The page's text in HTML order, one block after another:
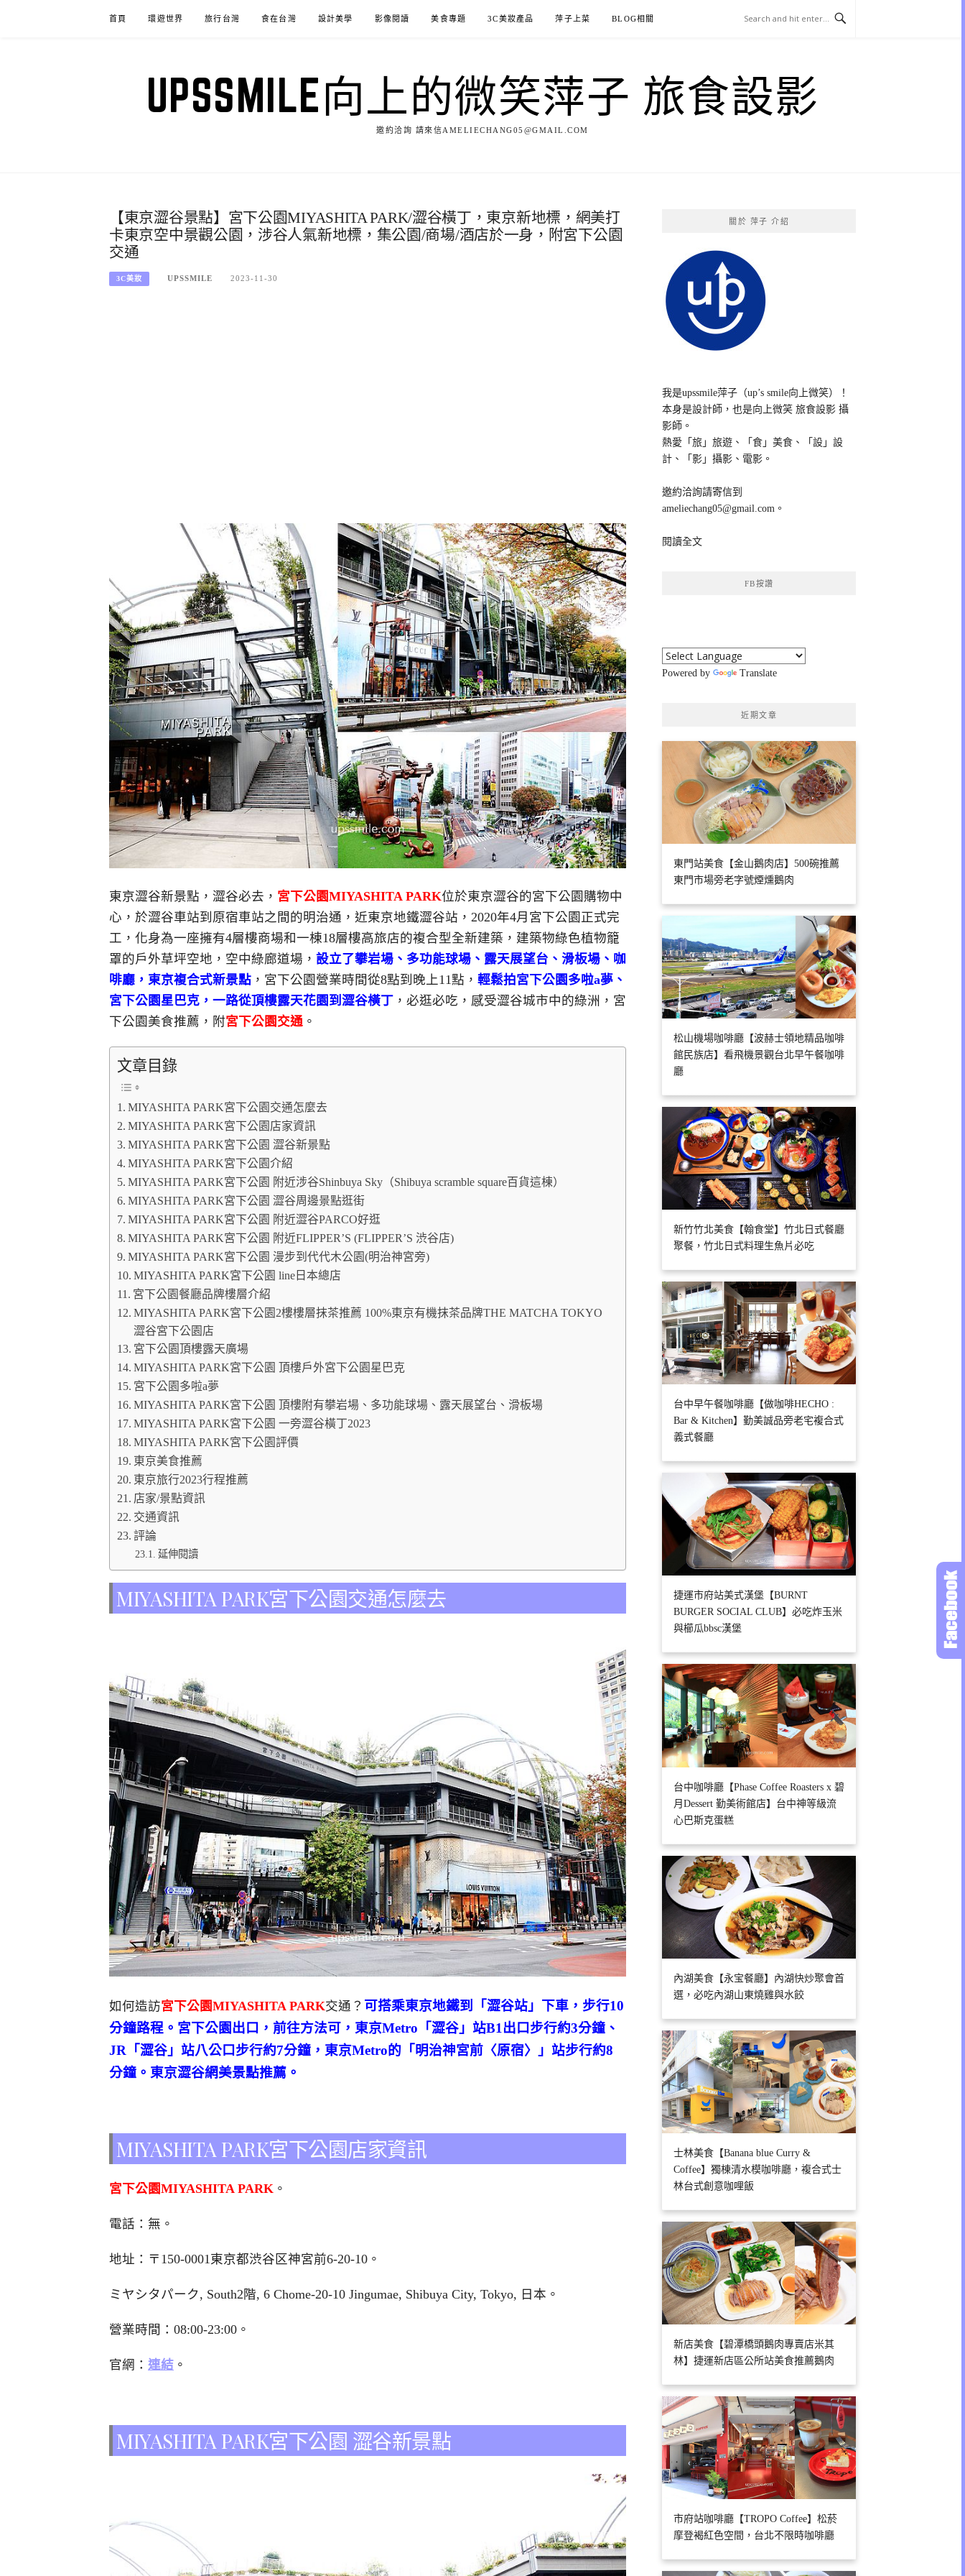
首頁 環遊世界 旅行台灣 食在台灣 設計美學 影像閱讀 美食專題 3C美妝產品 萍子上菜 BLOG相關
UPSSMILE向上的微笑萍子 旅食設影
邀約洽詢 請來信AMELIECHANG05@GMAIL.COM
【東京澀谷景點】宮下公園MIYASHITA PARK/澀谷橫丁，東京新地標，網美打
卡東京空中景觀公園，涉谷人氣新地標，集公園/商場/酒店於一身，附宮下公園
交通
3C美妝 UPSSMILE 2023-11-30
東京澀谷新景點，澀谷必去， 宮下公園MIYASHITA PARK位於東京澀谷的宮下公園購物中
心，於澀谷車站到原宿車站之間的明治通，近東京地鐵澀谷站，2020年4月宮下公園正式完
工，化身為一座擁有4層樓商場和一棟18層樓高旅店的複合型全新建築，建築物綠色植物籠
罩的戶外草坪空地，空中綠廊道場， 設立了攀岩場、多功能球場、露天展望台、滑板場、咖
啡廳，東京複合式新景點 ，宮下公園營業時間從8點到晚上11點， 輕鬆拍宮下公園多啦a夢、
宮下公園星巴克，一路從頂樓露天花園到澀谷橫丁 ，必逛必吃，感受澀谷城市中的綠洲，宮
下公園美食推薦，附宮下公園交通 。
文章目錄
MIYASHITA PARK宮下公園交通怎麼去
MIYASHITA PARK宮下公園店家資訊
MIYASHITA PARK宮下公園 澀谷新景點
MIYASHITA PARK宮下公園介紹
MIYASHITA PARK宮下公園 附近涉谷Shinbuya Sky（Shibuya scramble square百貨這棟）
MIYASHITA PARK宮下公園 澀谷周邊景點逛街
MIYASHITA PARK宮下公園 附近澀谷PARCO好逛
MIYASHITA PARK宮下公園 附近FLIPPER’S (FLIPPER’S 渋谷店)
MIYASHITA PARK宮下公園 漫步到代代木公園(明治神宮旁)
MIYASHITA PARK宮下公園 line日本總店
宮下公園餐廳品牌樓層介紹
MIYASHITA PARK宮下公園2樓樓層抹茶推薦 100%東京有機抹茶品牌THE MATCHA TOKYO
澀谷宮下公園店
宮下公園頂樓露天廣場
MIYASHITA PARK宮下公園 頂樓戶外宮下公園星巴克
宮下公園多啦a夢
MIYASHITA PARK宮下公園 頂樓附有攀岩場、多功能球場、露天展望台、滑板場
MIYASHITA PARK宮下公園 一旁澀谷橫丁2023
MIYASHITA PARK宮下公園評價
東京美食推薦
東京旅行2023行程推薦
店家/景點資訊
交通資訊
評論
延伸閱讀
MIYASHITA PARK宮下公園交通怎麼去
如何造訪宮下公園MIYASHITA PARK交通？ 可搭乘東京地鐵到「澀谷站」下車，步行10
分鐘路程 。宮下公園出口，前往方法可，東京Metro「澀谷」站B1出口步行約3分鐘、
JR「澀谷」站八公口步行約7分鐘，東京Metro的「明治神宮前〈原宿〉」站步行約8
分鐘。東京澀谷網美景點推薦。
MIYASHITA PARK宮下公園店家資訊
宮下公園MIYASHITA PARK 。
電話：無。
地址：〒150-0001東京都渋谷区神宮前6-20-10。
ミヤシタパーク, South2階, 6 Chome-20-10 Jingumae, Shibuya City, Tokyo, 日本 。
營業時間：08:00-23:00。
官網： 連結 。
MIYASHITA PARK宮下公園 澀谷新景點
關於 萍子 介紹
我是upssmile萍子（up’s smile向上微笑）！
本身是設計師，也是向上微笑 旅食設影 攝
影師。
熱愛「旅」旅遊、「食」美食、「設」設
計、「影」攝影、電影。
邀約洽詢請寄信到
ameliechang05@gmail.com。
閱讀全文
FB按讚
Powered by Translate
近期文章
東門站美食【金山鵝肉店】500碗推薦
東門市場旁老字號煙燻鵝肉
松山機場咖啡廳【波赫士領地精品咖啡
館民族店】看飛機景觀台北早午餐咖啡
廳
新竹竹北美食【翰食堂】竹北日式餐廳
聚餐，竹北日式料理生魚片必吃
台中早午餐咖啡廳【做咖啡HECHO :
Bar & Kitchen】勤美誠品旁老宅複合式
義式餐廳
捷運市府站美式漢堡【BURNT
BURGER SOCIAL CLUB】必吃炸玉米
與櫛瓜bbsc漢堡
台中咖啡廳【Phase Coffee Roasters x 碧
月Dessert 勤美術館店】台中神等級流
心巴斯克蛋糕
內湖美食【永宝餐廳】內湖快炒聚會首
選，必吃內湖山東燒雞與水餃
士林美食【Banana blue Curry &
Coffee】獨棟清水模咖啡廳，複合式士
林台式創意咖哩飯
新店美食【碧潭橋頭鵝肉專賣店米其
林】捷運新店區公所站美食推薦鵝肉
市府站咖啡廳【TROPO Coffee】松菸
摩登褐紅色空間，台北不限時咖啡廳